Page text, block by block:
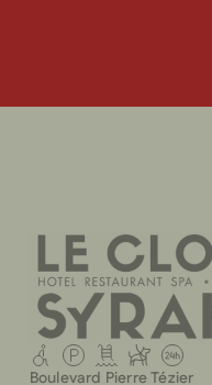
Boulevard Pierre Tézier